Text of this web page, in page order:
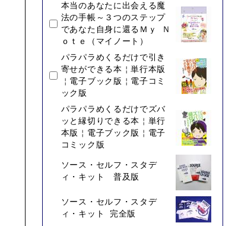
本当のあなたに出会える魔
法の手帳～３つのステップ
であなた自身に還るＭｙ Ｎ
ｏｔｅ（マイノート）
パラパラめくるだけで引き
寄せができる本￤単行本版
￤電子ブック版￤電子コミ
ック版
パラパラめくるだけでズバ
ッと縁切りできる本￤単行
本版￤電子ブック版￤電子
コミック版
ソース・セルフ・スタデ
ィ・キット 普及版
ソース・セルフ・スタデ
ィ・キット 完全版